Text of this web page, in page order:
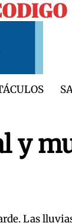
y
Las